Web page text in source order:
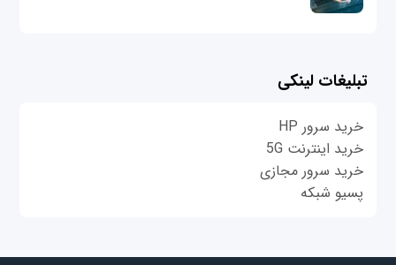
تبلیغات لینکی
خرید سرور HP
خرید اینترنت 5G
خرید سرور مجازی
پسیو شبکه